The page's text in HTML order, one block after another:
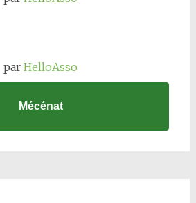
parHelloAsso
Mécénat